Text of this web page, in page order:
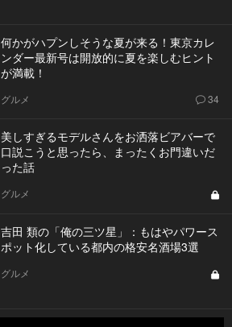
何かがハプンしそうな夏が来る！東京カレ
ンダー最新号は開放的に夏を楽しむヒント
が満載！
グルメ 34
美しすぎるモデルさんをお洒落ビアバーで
口説こうと思ったら、まったくお門違いだ
った話
グルメ
吉田 類の「俺の三ツ星」：もはやパワース
ポット化している都内の格安名酒場3選
グルメ